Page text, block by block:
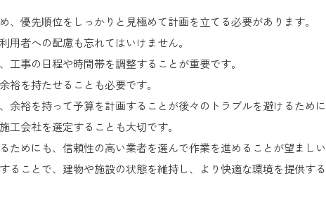
優先順位をしっかりと見極めて計画を立てる必要があります。
者への配慮も忘れてはいけません。
事の日程や時間帯を調整することが重要です。
を持たせることも必要です。
裕を持って予算を計画することが後々のトラブルを避けるために
会社を選定することも大切です。
めにも、信頼性の高い業者を選んで作業を進めることが望ましい
ことで、建物や施設の状態を維持し、より快適な環境を提供する